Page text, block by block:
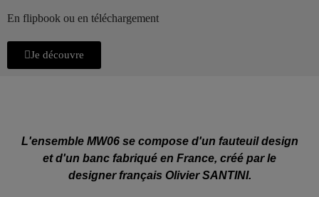
En flipbook ou en téléchargement
Je découvre
L'ensemble MW06 se compose d'un fauteuil design
et d'un banc fabriqué en France, créé par le
designer français Olivier SANTINI.